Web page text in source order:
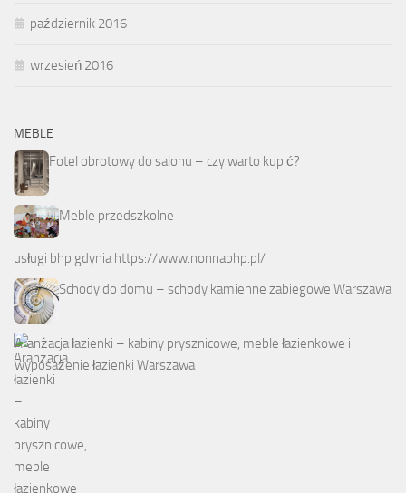
październik 2016
wrzesień 2016
MEBLE
Fotel obrotowy do salonu – czy warto kupić?
Meble przedszkolne
usługi bhp gdyniahttps://www.nonnabhp.pl/
Schody do domu – schody kamienne zabiegowe Warszawa
Aranżacja łazienki – kabiny prysznicowe, meble łazienkowe i
wyposażenie łazienki Warszawa